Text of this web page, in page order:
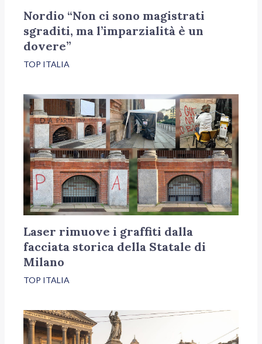
Nordio “Non ci sono magistrati
sgraditi, ma l’imparzialità è un
dovere”
TOP ITALIA
Laser rimuove i graffiti dalla
facciata storica della Statale di
Milano
TOP ITALIA